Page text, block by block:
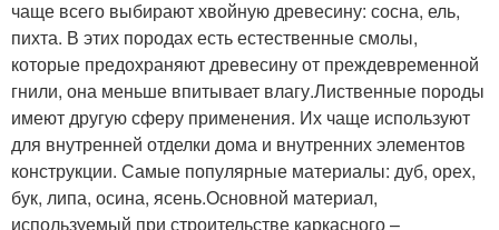
чаще всего выбирают хвойную древесину: сосна, ель,
пихта. В этих породах есть естественные смолы,
которые предохраняют древесину от преждевременной
гнили, она меньше впитывает влагу.Лиственные породы
имеют другую сферу применения. Их чаще используют
для внутренней отделки дома и внутренних элементов
конструкции. Самые популярные материалы: дуб, орех,
бук, липа, осина, ясень.Основной материал,
используемый при строительстве каркасного –